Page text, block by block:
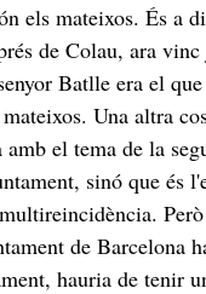
els mateixos. És a
de Colau, ara
Batlle era el
Una altra
amb el tema de la
sinó que és
de Barcelona
hauria de tenir